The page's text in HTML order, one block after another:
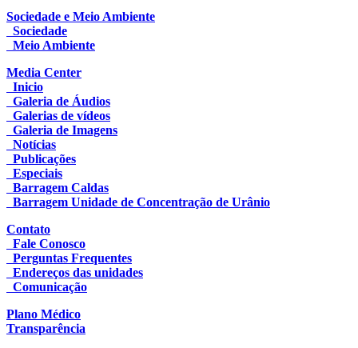
Sociedade e Meio Ambiente
Sociedade
Meio Ambiente
Media Center
Inicio
Galeria de Áudios
Galerias de vídeos
Galeria de Imagens
Notícias
Publicações
Especiais
Barragem Caldas
Barragem Unidade de Concentração de Urânio
Contato
Fale Conosco
Perguntas Frequentes
Endereços das unidades
Comunicação
Plano Médico
Transparência